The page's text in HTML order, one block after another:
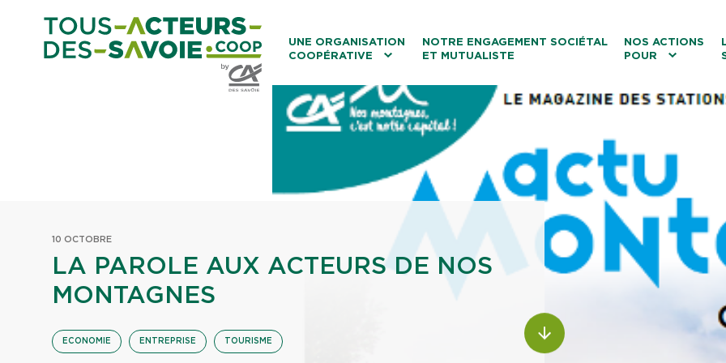
UNE ORGANISATION
COOPÉRATIVE
Caisses Locales
NOTRE ENGAGEMENT SOCIÉTAL
ET MUTUALISTE
NOS ACTIONS
POUR
Le tourisme
Les associations
10 OCTOBRE
LA PAROLE AUX ACTEURS DE NOS
MONTAGNES
ECONOMIE ENTREPRISE TOURISME